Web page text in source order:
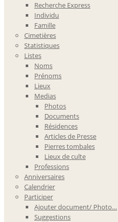
Recherche Express
Individu
Famille
Cimetières
Statistiques
Listes
Noms
Prénoms
Lieux
Medias
Photos
Documents
Résidences
Articles de Presse
Pierres tombales
Lieux de culte
Professions
Anniversaires
Calendrier
Participer
Ajouter document/ Photo…
Suggestions